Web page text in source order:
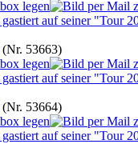
(Nr. 53663)
(Nr. 53664)